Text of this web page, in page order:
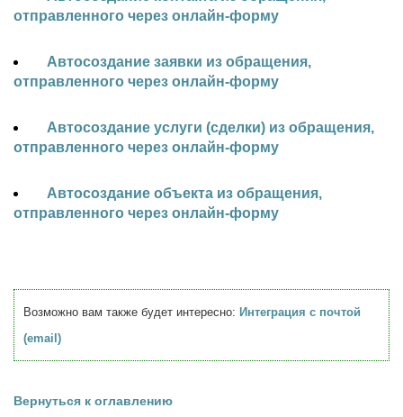
отправленного через онлайн-форму
Автосоздание заявки из обращения,
отправленного через онлайн-форму
Автосоздание услуги (сделки) из обращения,
отправленного через онлайн-форму
Автосоздание объекта из обращения,
отправленного через онлайн-форму
Возможно вам также будет интересно: Интеграция с почтой
(email)
Вернуться к оглавлению